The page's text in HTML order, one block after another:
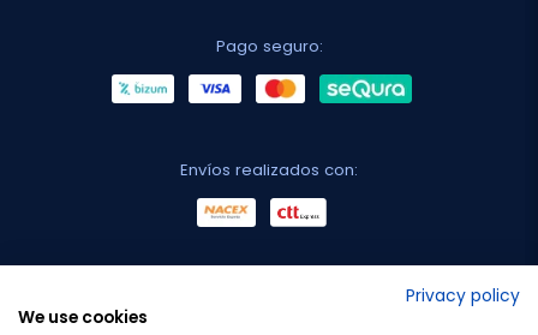
Pago seguro:
Envíos realizados con:
Privacy policy
We use cookies